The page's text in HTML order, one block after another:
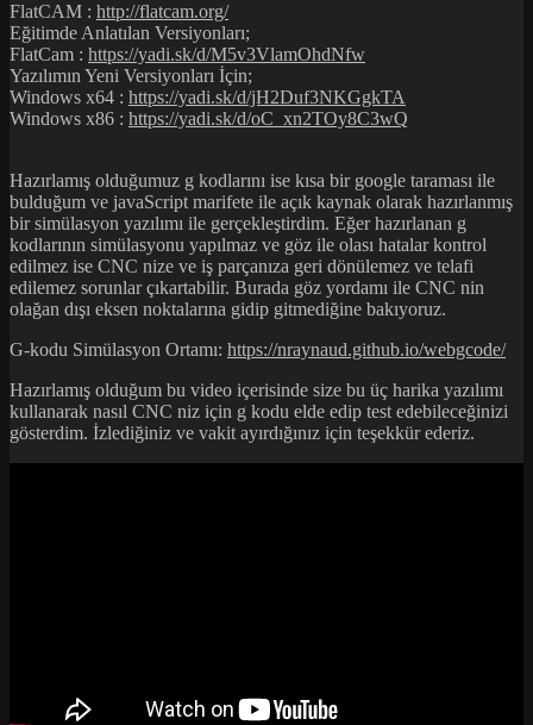
FlatCAM : http://flatcam.org/
Eğitimde Anlatılan Versiyonları;
FlatCam : https://yadi.sk/d/M5v3VlamOhdNfw
Yazılımın Yeni Versiyonları İçin;
Windows x64 : https://yadi.sk/d/jH2Duf3NKGgkTA
Windows x86 : https://yadi.sk/d/oC_xn2TOy8C3wQ
Hazırlamış olduğumuz g kodlarını ise kısa bir google taraması ile
bulduğum ve javaScript marifete ile açık kaynak olarak hazırlanmış
bir simülasyon yazılımı ile gerçekleştirdim. Eğer hazırlanan g
kodlarının simülasyonu yapılmaz ve göz ile olası hatalar kontrol
edilmez ise CNC nize ve iş parçanıza geri dönülemez ve telafi
edilemez sorunlar çıkartabilir. Burada göz yordamı ile CNC nin
olağan dışı eksen noktalarına gidip gitmediğine bakıyoruz.
G-kodu Simülasyon Ortamı: https://nraynaud.github.io/webgcode/
Hazırlamış olduğum bu video içerisinde size bu üç harika yazılımı
kullanarak nasıl CNC niz için g kodu elde edip test edebileceğinizi
gösterdim. İzlediğiniz ve vakit ayırdığınız için teşekkür ederiz.